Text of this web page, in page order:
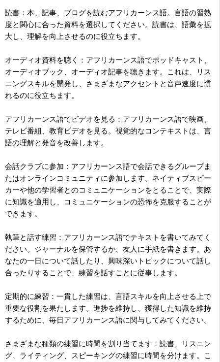
読書：本、記事、ブログを読むアフリカーンス語。言語の習熟
度と関心に合った資料を選択してください。読書は、語彙を拡
大し、理解を向上させるのに役立ちます。
オーディオ資料を聴く：アフリカーンス語でポッドキャスト、
オーディオブック、オーディオ記事を聴きます。これは、リス
ニングスキルを開発し、さまざまなアクセントと音声速度に慣
れるのに役立ちます。
アフリカーンス語でビデオを見る：アフリカーンス語で映画、
テレビ番組、教育ビデオを見る。視覚的なコンテキストは、言
語の理解と発音を改善します。
会話クラブに参加：アフリカーンス語で会話できるグループま
たはオンラインコミュニティに参加します。ネイティブスピー
カーや他の学習者とのコミュニケーションをとることで、実際
に知識を適用し、コミュニケーションの恐怖を克服することが
できます。
執筆と話す練習：アフリカーンス語でテキストを書いてみてく
ださい。ジャーナルを保管するか、友人に手紙を書きます。あ
なたの一日について話したり、興味深いトピックについて話し
合ったりすることで、練習を話すことに従事します。
定期的に練習：一貫した練習は、言語スキルを向上させる上で
重要な役割を果たします。進捗を維持し、獲得した知識を維持
するために、毎日アフリカーンス語に関与してみてください。
さまざまな種類の練習に時間を割り当てます：読書、リスニン
グ、ライティング、スピーキングの練習に時間を分けます。こ